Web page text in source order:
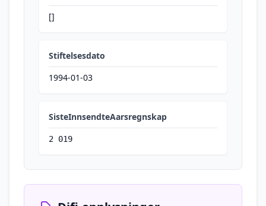
[]
Stiftelsesdato
1994-01-03
SisteInnsendteAarsregnskap
2 019